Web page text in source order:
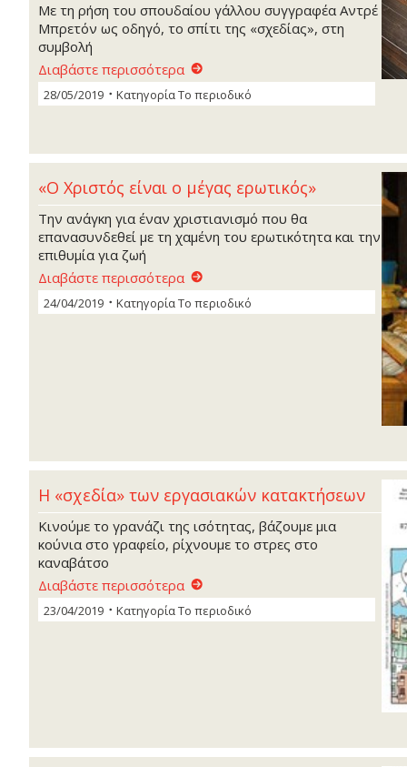
Με τη ρήση του σπουδαίου γάλλου συγγραφέα Αντρέ
Μπρετόν ως οδηγό, το σπίτι της «σχεδίας», στη
συμβολή
Διαβάστε περισσότερα
28/05/2019 ΚατηγορίαΤο περιοδικό
«Ο Χριστός είναι ο μέγας ερωτικός»
Την ανάγκη για έναν χριστιανισμό που θα
επανασυνδεθεί με τη χαμένη του ερωτικότητα και την
επιθυμία για ζωή
Διαβάστε περισσότερα
24/04/2019 ΚατηγορίαΤο περιοδικό
Η «σχεδία» των εργασιακών κατακτήσεων
Κινούμε το γρανάζι της ισότητας, βάζουμε μια
κούνια στο γραφείο, ρίχνουμε το στρες στο
καναβάτσο
Διαβάστε περισσότερα
23/04/2019 ΚατηγορίαΤο περιοδικό